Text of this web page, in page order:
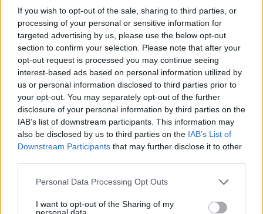
If you wish to opt-out of the sale, sharing to third parties, or
processing of your personal or sensitive information for
targeted advertising by us, please use the below opt-out
section to confirm your selection. Please note that after your
opt-out request is processed you may continue seeing
interest-based ads based on personal information utilized by
us or personal information disclosed to third parties prior to
your opt-out. You may separately opt-out of the further
disclosure of your personal information by third parties on the
IAB’s list of downstream participants. This information may
also be disclosed by us to third parties on the IAB’s List of
Downstream Participants that may further disclose it to other
Personal Data Processing Opt Outs
I want to opt-out of the Sharing of my
personal data.
nagyobb forgalom is lehet majd a hazai
papírokban (OTP, MOL, Richter).
A legutóbbi index felülvizsgálat eredményeit augusztus 13-
án tette közzé az MSCI, ami a közép-kelet-európai régióban
csak az MSCI Lengyelország indexben okozott
komponens-változásokat, itt az LPP nevű társaság kerül be
új tagként. Arról korábban már beszámoltunk, hogy a
negyedéves felülvizsgálatok kevésbé összetettek, és az
indexbeli komponensek változása jellemzően...
KEDVES OLVASÓNK!
tartozik, melynek olvasása előfizetéses